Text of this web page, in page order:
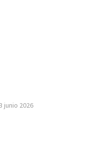
junio 2026